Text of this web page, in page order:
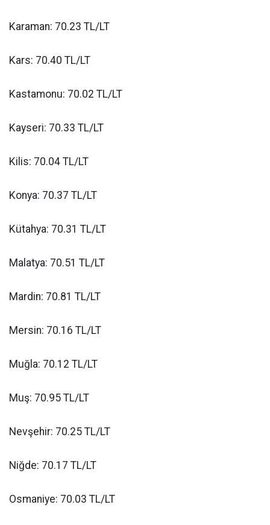
Karaman: 70.23 TL/LT
Kars: 70.40 TL/LT
Kastamonu: 70.02 TL/LT
Kayseri: 70.33 TL/LT
Kilis: 70.04 TL/LT
Konya: 70.37 TL/LT
Kütahya: 70.31 TL/LT
Malatya: 70.51 TL/LT
Mardin: 70.81 TL/LT
Mersin: 70.16 TL/LT
Muğla: 70.12 TL/LT
Muş: 70.95 TL/LT
Nevşehir: 70.25 TL/LT
Niğde: 70.17 TL/LT
Osmaniye: 70.03 TL/LT